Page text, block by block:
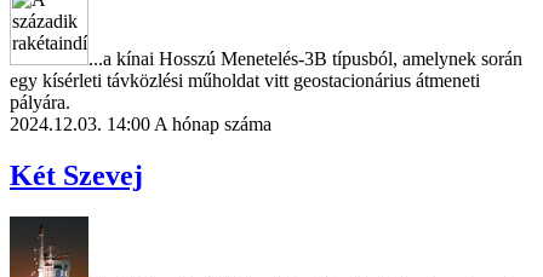
...a kínai Hosszú Menetelés-3B típusból, amelynek során
egy kísérleti távközlési műholdat vitt geostacionárius átmeneti
pályára.
2024.12.03. 14:00 A hónap száma
Két Szevej